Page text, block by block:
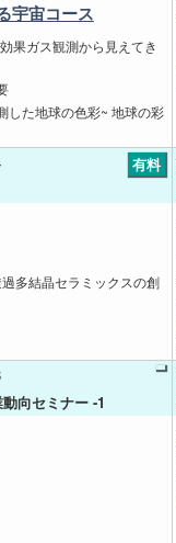
宇宙コース
果ガス観測から見えてき
した地球の色彩~ 地球の彩
有料
多結晶セラミックスの創
向セミナー -1